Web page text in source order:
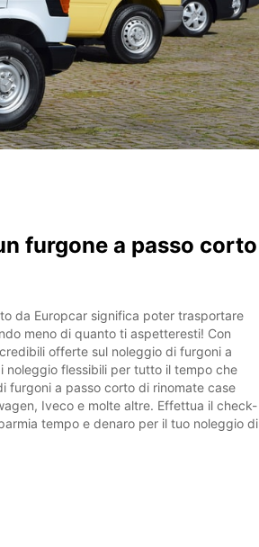
furgone a passo corto
da Europcar significa poter trasportare
meno di quanto ti aspetteresti! Con
offerte sul noleggio di furgoni a
noleggio flessibili per tutto il tempo che
furgoni a passo corto di rinomate case
Iveco e molte altre. Effettua il check-
tempo e denaro per il tuo noleggio di